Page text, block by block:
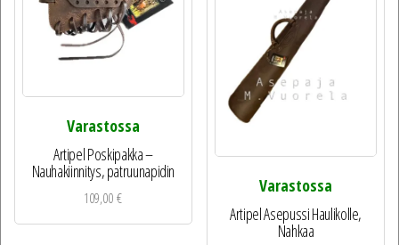
Varastossa
Artipel Poskipakka –
Nauhakiinnitys, patruunapidin
109,00€
Varastossa
Artipel Asepussi Haulikolle,
Nahkaa